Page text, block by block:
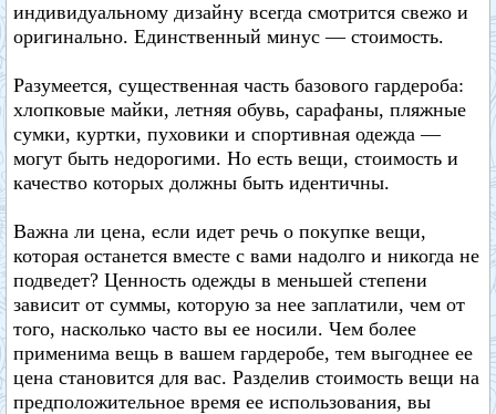
индивидуальному дизайну всегда смотрится свежо и
оригинально. Единственный минус — стоимость.
Разумеется, существенная часть базового гардероба:
хлопковые майки, летняя обувь, сарафаны, пляжные
сумки, куртки, пуховики и спортивная одежда —
могут быть недорогими. Но есть вещи, стоимость и
качество которых должны быть идентичны.
Важна ли цена, если идет речь о покупке вещи,
которая останется вместе с вами надолго и никогда не
подведет? Ценность одежды в меньшей степени
зависит от суммы, которую за нее заплатили, чем от
того, насколько часто вы ее носили. Чем более
применима вещь в вашем гардеробе, тем выгоднее ее
цена становится для вас. Разделив стоимость вещи на
предположительное время ее использования, вы